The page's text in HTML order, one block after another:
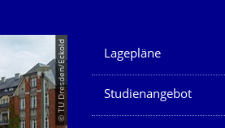
© TU Dresden/Eckold Unsere Dienste
Lagepläne
Studienangebot